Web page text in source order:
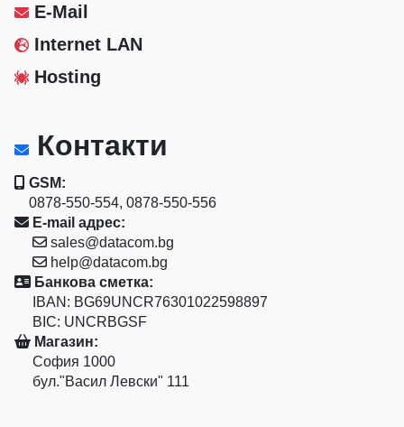
E-Mail
Internet LAN
Hosting
Контакти
GSM:
0878-550-554, 0878-550-556
E-mail адрес:
sales@datacom.bg
help@datacom.bg
Банкова сметка:
IBAN: BG69UNCR76301022598897
BIC: UNCRBGSF
Магазин:
София 1000
бул."Васил Левски" 111